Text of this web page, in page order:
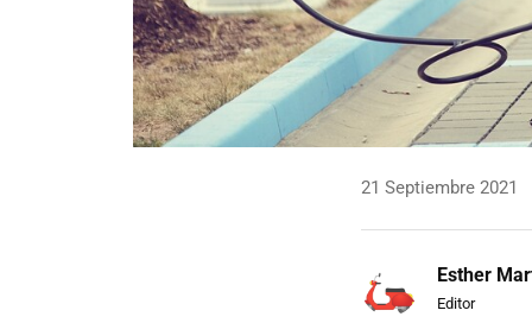
21 Septiembre 2021
Esther
Editor